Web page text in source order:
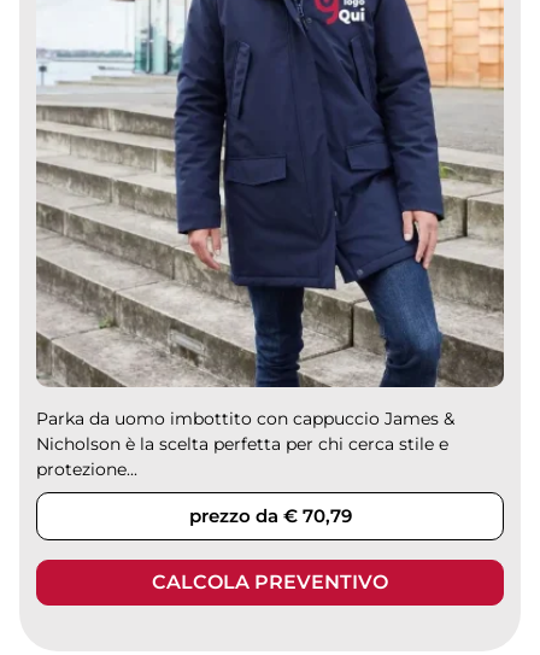
Parka da uomo imbottito con cappuccio James &
Nicholson è la scelta perfetta per chi cerca stile e
protezione...
prezzo da € 70,79
CALCOLA PREVENTIVO